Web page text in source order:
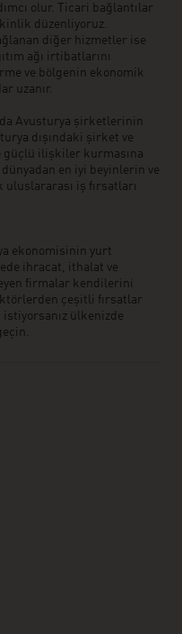
olur. Ticari bağlantılar
düzenliyoruz.
diğer hizmetler ise
ağı irtibatlarını
ve bölgenin ekonomik
uzanır.
Avusturya şirketlerinin
dışındaki şirket ve
ilişkiler kurmasına
en iyi beyinlerin ve
iş fırsatları
ekonomisinin yurt
ihracat, ithalat ve
firmalar kendilerini
çeşitli fırsatlar
ülkenizde